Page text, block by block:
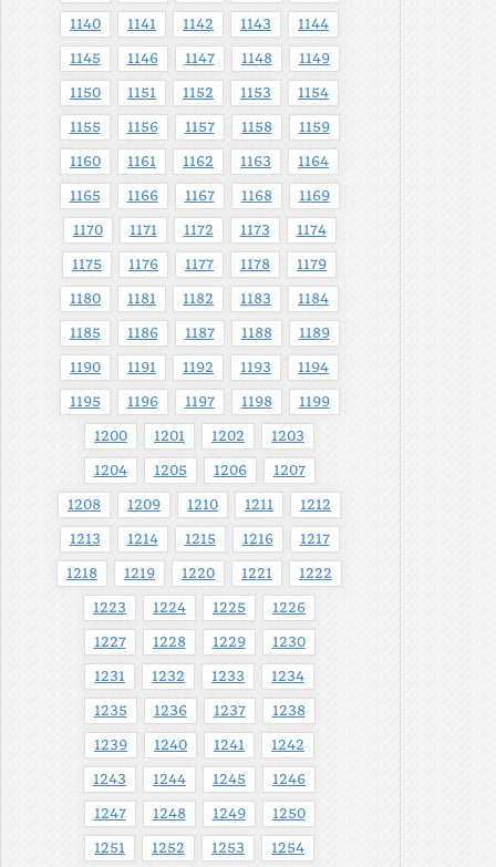
1140 1141 1142 1143 1144
1145 1146 1147 1148 1149
1150 1151 1152 1153 1154
1155 1156 1157 1158 1159
1160 1161 1162 1163 1164
1165 1166 1167 1168 1169
1170 1171 1172 1173 1174
1175 1176 1177 1178 1179
1180 1181 1182 1183 1184
1185 1186 1187 1188 1189
1190 1191 1192 1193 1194
1195 1196 1197 1198 1199
1200 1201 1202 1203
1204 1205 1206 1207
1208 1209 1210 1211 1212
1213 1214 1215 1216 1217
1218 1219 1220 1221 1222
1223 1224 1225 1226
1227 1228 1229 1230
1231 1232 1233 1234
1235 1236 1237 1238
1239 1240 1241 1242
1243 1244 1245 1246
1247 1248 1249 1250
1251 1252 1253 1254